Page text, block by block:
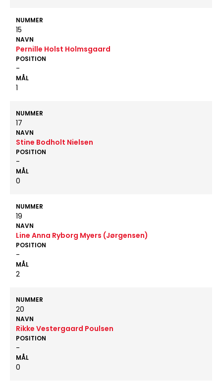
NUMMER
15
NAVN
Pernille Holst Holmsgaard
POSITION
-
MÅL
1
NUMMER
17
NAVN
Stine Bodholt Nielsen
POSITION
-
MÅL
0
NUMMER
19
NAVN
Line Anna Ryborg Myers (Jørgensen)
POSITION
-
MÅL
2
NUMMER
20
NAVN
Rikke Vestergaard Poulsen
POSITION
-
MÅL
0